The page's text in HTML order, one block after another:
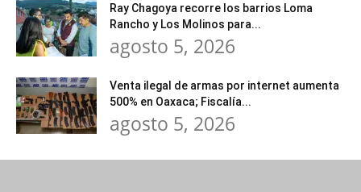
Ray Chagoya recorre los barrios Loma
Rancho y Los Molinos para...
agosto 5, 2026
Venta ilegal de armas por internet aumenta
500% en Oaxaca; Fiscalía...
agosto 5, 2026